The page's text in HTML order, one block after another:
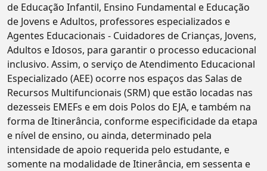
de Educação Infantil, Ensino Fundamental e Educação
de Jovens e Adultos, professores especializados e
Agentes Educacionais - Cuidadores de Crianças, Jovens,
Adultos e Idosos, para garantir o processo educacional
inclusivo. Assim, o serviço de Atendimento Educacional
Especializado (AEE) ocorre nos espaços das Salas de
Recursos Multifuncionais (SRM) que estão locadas nas
dezesseis EMEFs e em dois Polos do EJA, e também na
forma de Itinerância, conforme especificidade da etapa
e nível de ensino, ou ainda, determinado pela
intensidade de apoio requerida pelo estudante, e
somente na modalidade de Itinerância, em sessenta e